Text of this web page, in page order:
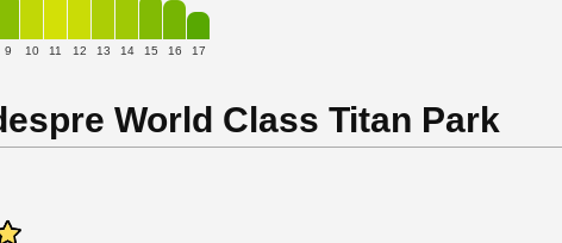
9 10 11 12 13 14 15 16 17
World Class Titan Park